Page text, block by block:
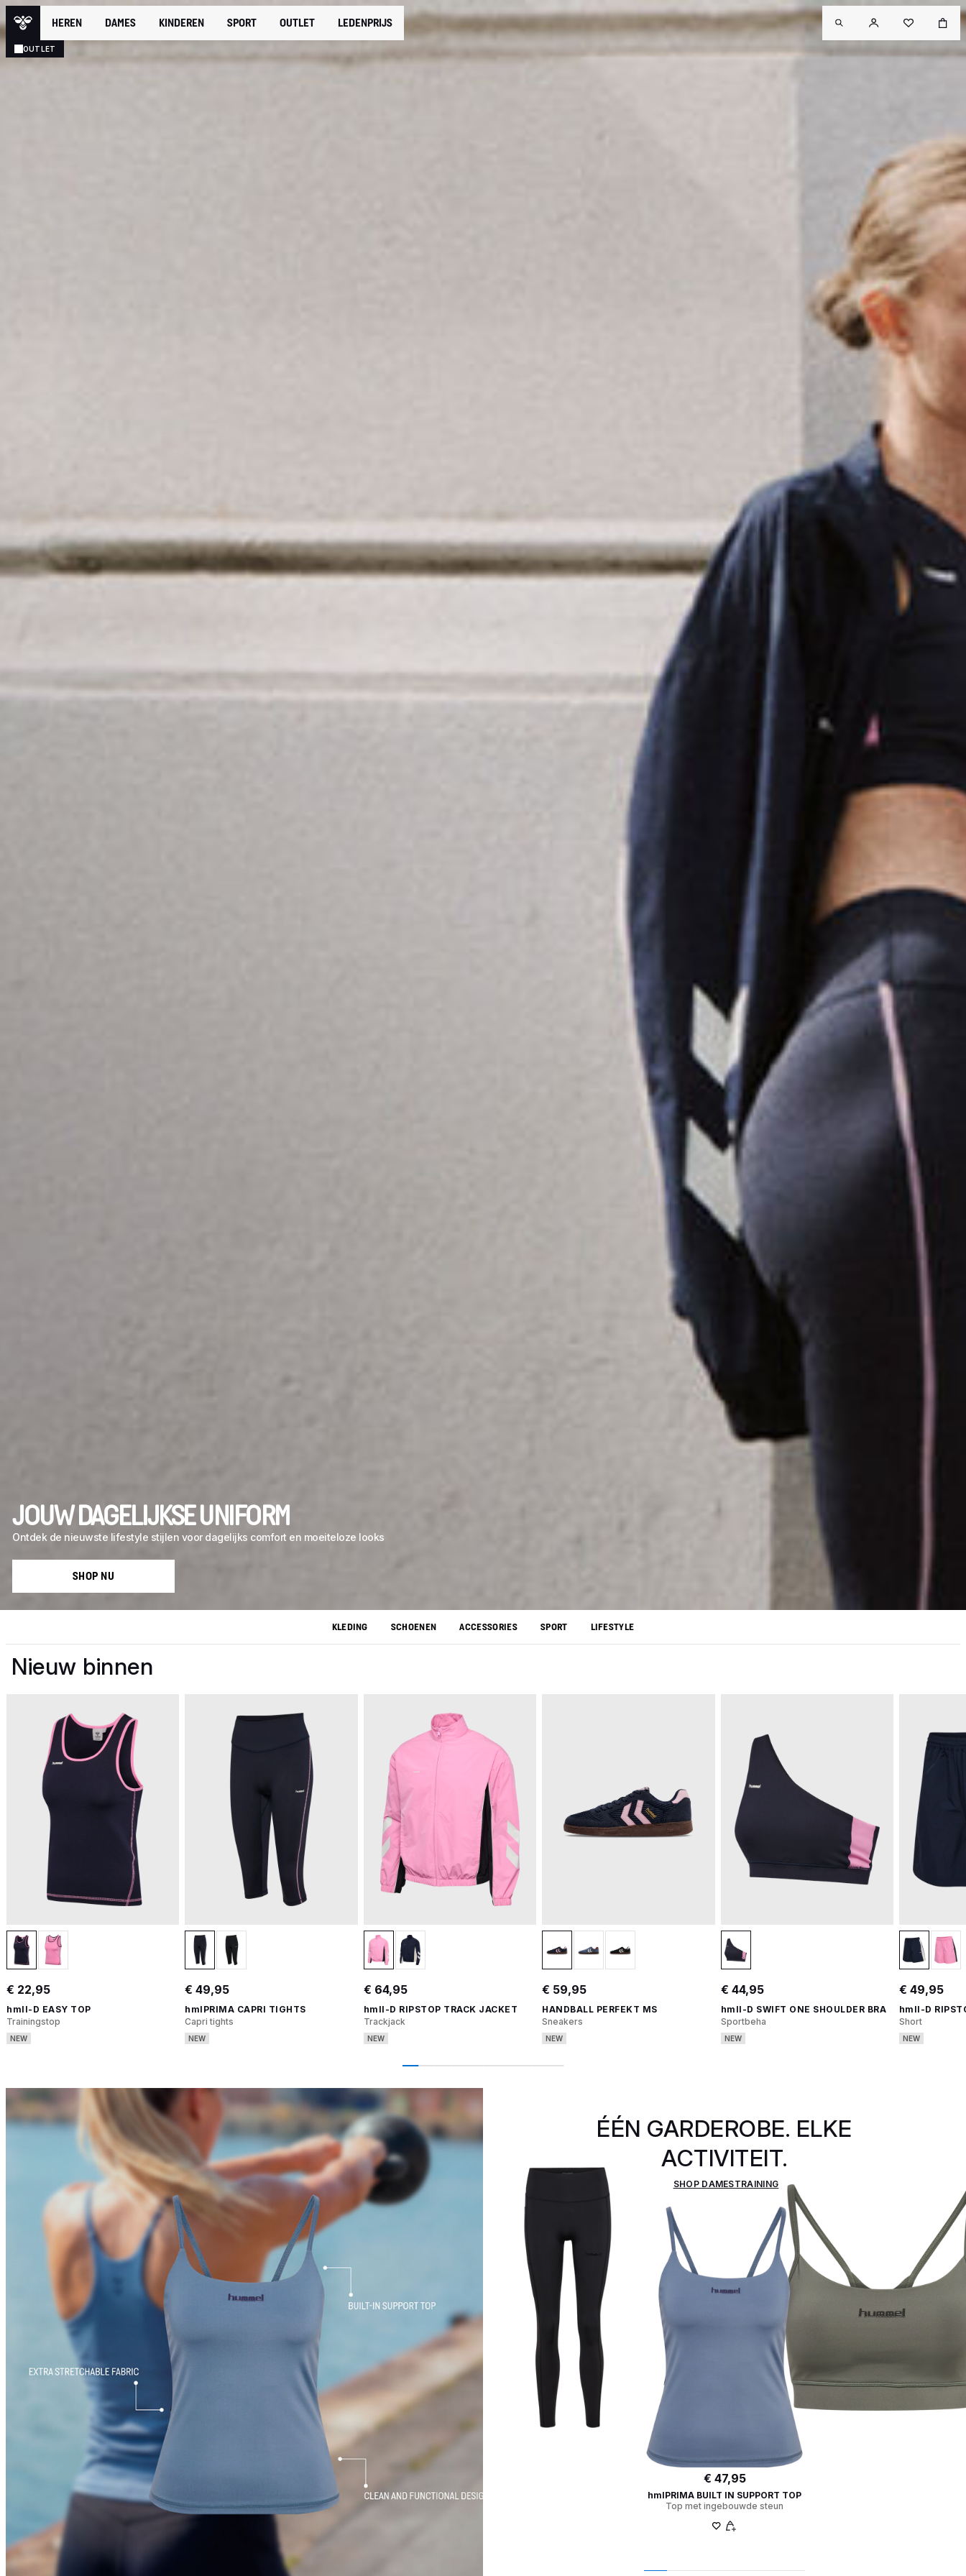
HEREN DAMES KINDEREN SPORT OUTLET LEDENPRIJS
OUTLET
JOUW DAGELIJKSE UNIFORM
Ontdek de nieuwste lifestyle stijlen voor dagelijks comfort en moeiteloze looks
SHOP NU
KLEDING SCHOENEN ACCESSORIES SPORT LIFESTYLE
Nieuw binnen
€ 22,95
hmlI-D EASY TOP
Trainingstop
NEW
€ 49,95
hmlPRIMA CAPRI TIGHTS
Capri tights
NEW
€ 64,95
hmlI-D RIPSTOP TRACK JACKET
Trackjack
NEW
€ 59,95
HANDBALL PERFEKT MS
Sneakers
NEW
€ 44,95
hmlI-D SWIFT ONE SHOULDER BRA
Sportbeha
NEW
€ 49,95
hmlI-D
Short
NEW
ÉÉN GARDEROBE. ELKE
ACTIVITEIT.
SHOP DAMESTRAINING
€ 47,95
hmlPRIMA BUILT IN SUPPORT TOP
Top met ingebouwde steun